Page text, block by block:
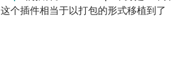
个插件相当于以打包的形式移植到了
新变化吐槽